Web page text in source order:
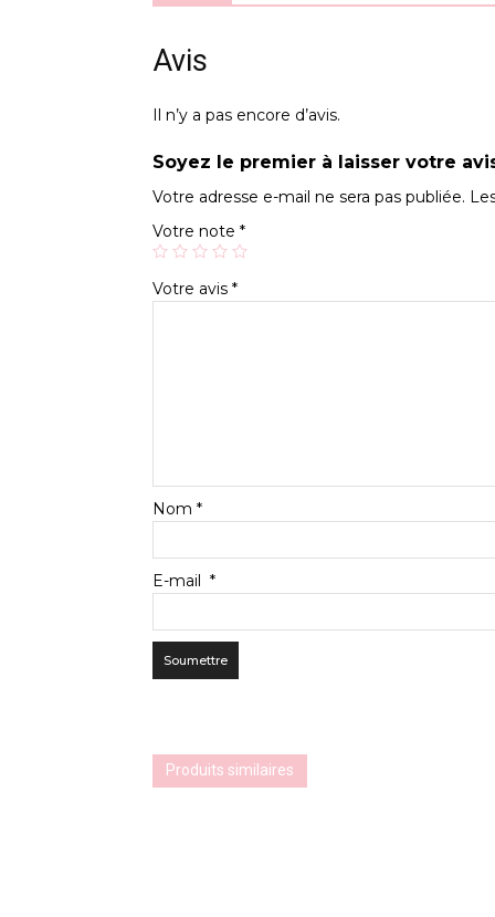
Avis
Il n’y a pas encore d’avis.
Soyez le premier à laisser votre avis
Votre adresse e-mail ne sera pas publiée.
Votre note *
Votre avis *
Nom *
E-mail *
Produits similaires